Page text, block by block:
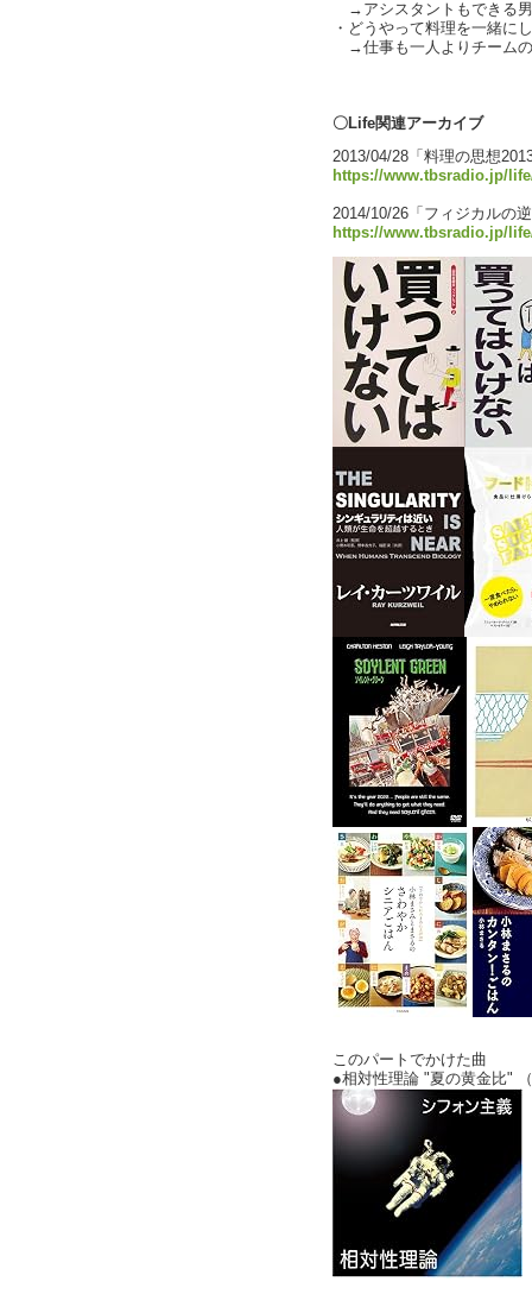
→アシスタントもできる
・どうやって料理を一緒に
→仕事も一人よりチーム
〇Life関連アーカイブ
2013/04/28「料理の思想
https://www.tbsradio.jp/
2014/10/26「フィジカルの
https://www.tbsradio.jp/
このパートでかけた曲
●相対性理論 "夏の黄金比"